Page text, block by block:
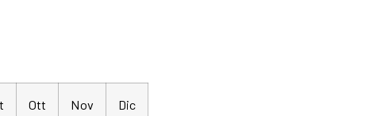
Ott Nov Dic